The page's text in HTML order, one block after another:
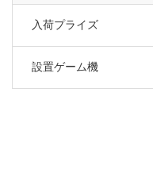
入荷プライズ
設置ゲーム機